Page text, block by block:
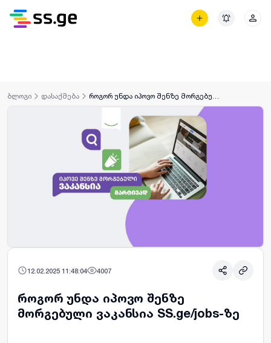
ბლოგი დასაქმება როგორ უნდა იპოვო შენზე მორგებული ვაკანსია SS.ge/jobs-ზე
12.02.2025 11:48:04 4007
როგორ უნდა იპოვო შენზე
მორგებული ვაკანსია SS.ge/jobs-ზე